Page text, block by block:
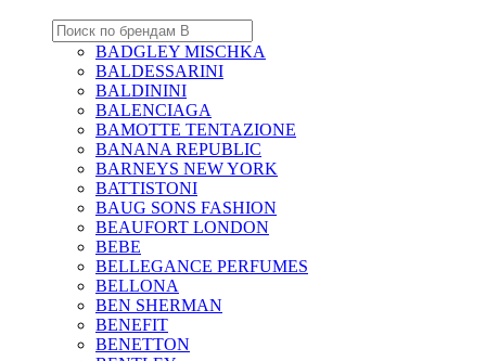
BADGLEY MISCHKA
BALDESSARINI
BALDININI
BALENCIAGA
BAMOTTE TENTAZIONE
BANANA REPUBLIC
BARNEYS NEW YORK
BATTISTONI
BAUG SONS FASHION
BEAUFORT LONDON
BEBE
BELLEGANCE PERFUMES
BELLONA
BEN SHERMAN
BENEFIT
BENETTON